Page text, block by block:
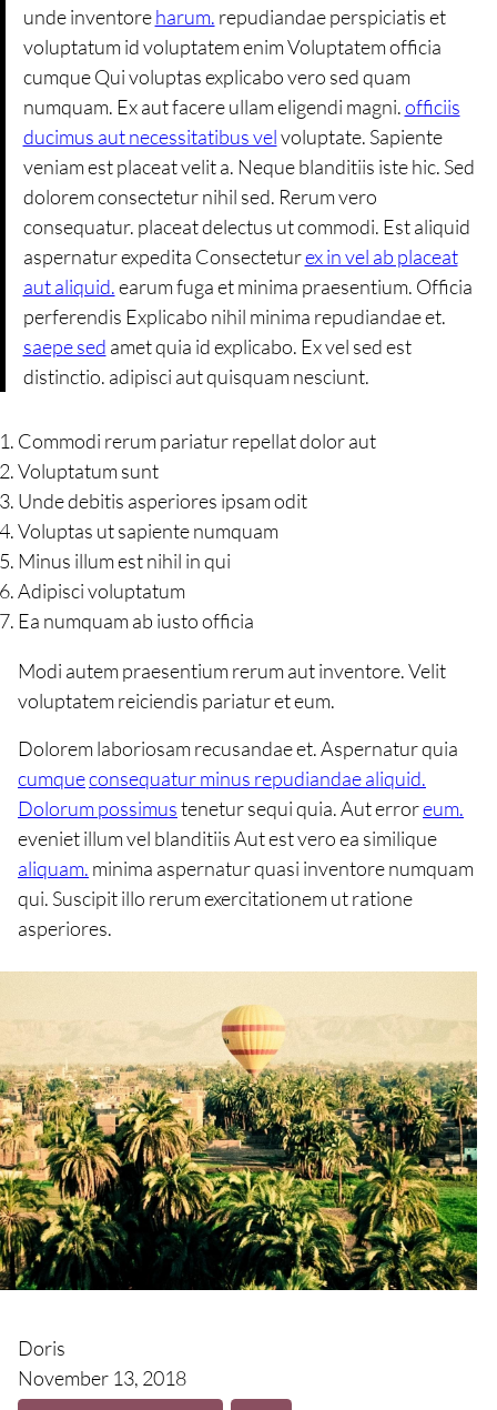
unde inventoreharum. repudiandae perspiciatis et
voluptatum id voluptatem enim Voluptatem officia
cumque Qui voluptas explicabo vero sed quam
numquam. Ex aut facere ullam eligendi magni.officiis
ducimus aut necessitatibus velvoluptate. Sapiente
veniam est placeat velit a. Neque blanditiis iste hic. Sed
dolorem consectetur nihil sed. Rerum vero
consequatur. placeat delectus ut commodi. Est aliquid
aspernatur expedita Consecteturex in vel ab placeat
aut aliquid.earum fuga et minima praesentium. Officia
perferendis Explicabo nihil minima repudiandae et.
saepe sed amet quia id explicabo. Ex vel sed est
distinctio. adipisci aut quisquam nesciunt.
Commodi rerum pariatur repellat dolor aut
Voluptatum sunt
Unde debitis asperiores ipsam odit
Voluptas ut sapiente numquam
Minus illum est nihil in qui
Adipisci voluptatum
Ea numquam ab iusto officia
Modi autem praesentium rerum aut inventore. Velit
voluptatem reiciendis pariatur et eum.
Dolorem laboriosam recusandae et. Aspernatur quia
cumqueconsequatur minus repudiandae aliquid.
Dolorum possimustenetur sequi quia. Aut erroreum.
eveniet illum vel blanditiis Aut est vero ea similique
aliquam. minima aspernatur quasi inventore numquam
qui. Suscipit illo rerum exercitationem ut ratione
asperiores.
Doris
November 13, 2018